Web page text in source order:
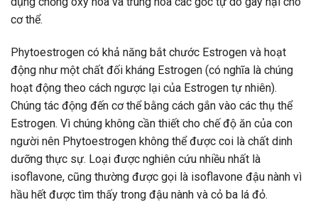
cơ thể.
Phytoestrogen có khả năng bắt chước Estrogen và hoạt
động như một chất đối kháng Estrogen (có nghĩa là chúng
hoạt động theo cách ngược lại của Estrogen tự nhiên).
Chúng tác động đến cơ thể bằng cách gắn vào các thụ thể
Estrogen. Vì chúng không cần thiết cho chế độ ăn của con
người nên Phytoestrogen không thể được coi là chất dinh
dưỡng thực sự. Loại được nghiên cứu nhiều nhất là
isoflavone, cũng thường được gọi là isoflavone đậu nành vì
hầu hết được tìm thấy trong đậu nành và cỏ ba lá đỏ.